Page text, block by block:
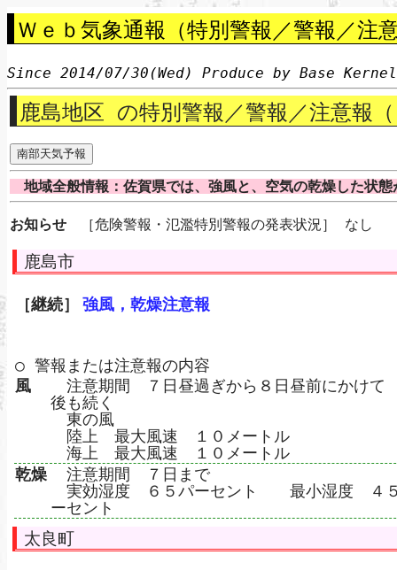
Ｗｅｂ気象通報（特別警報／警報／
Since 2014/07/30(Wed) Produce by Base
鹿島地区 の特別警報／警報／注意報
地域全般情報：佐賀県では、強風と、空気の乾燥した状
お知らせ ［危険警報・氾濫特別警報の発表状況］ なし
鹿島市
［継続］ 強風，乾燥注意報
○ 警報または注意報の内容
風
注意期間 ７日昼過ぎから８日昼前にかけ
後も続く
東の風
陸上 最大風速 １０メートル
海上 最大風速 １０メートル
乾燥
注意期間 ７日まで
実効湿度 ６５パーセント 最小湿度 ４
ーセント
太良町